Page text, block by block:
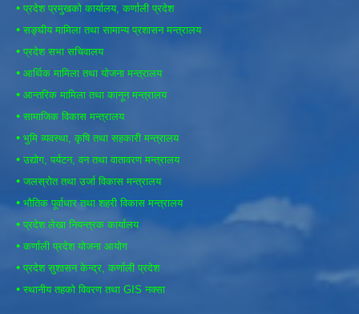
• प्रदेश प्रमुखको कार्यालय, कर्णाली प्रदेश
• सङ्घीय मामिला तथा सामान्य प्रशासन मन्त्रालय
• प्रदेश सभा सचिवालय
• आर्थिक मामिला तथा योजना मन्त्रालय
• आन्तरिक मामिला तथा कानून मन्त्रालय
• सामाजिक विकास मन्त्रालय
• भुमि व्यवस्था, कृषि तथा सहकारी मन्त्रालय
• उद्योग, पर्यटन, वन तथा वातावरण मन्त्रालय
• जलस्रोत तथा उर्जा विकास मन्त्रालय
• भौतिक पूर्वाधार तथा शहरी विकास मन्त्रालय
• प्रदेश लेखा नियन्त्रक कार्यालय
• कर्णाली प्रदेश योजना आयोग
• प्रदेश सुशासन केन्द्र, कर्णाली प्रदेश
• स्थानीय तहको विवरण तथा GIS नक्सा